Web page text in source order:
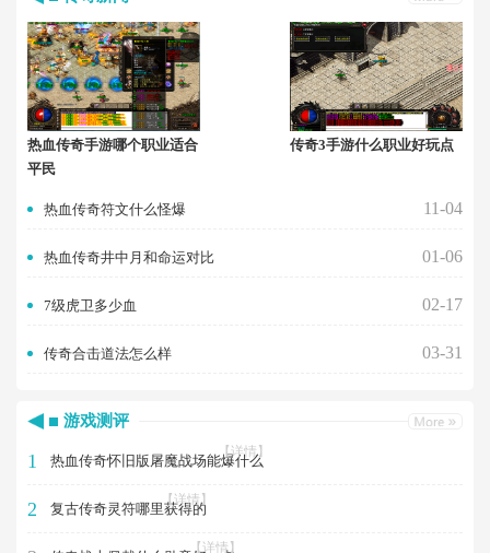
热血传奇手游哪个职业适合
平民
传奇3手游什么职业好玩点
热血传奇符文什么怪爆 11-04
热血传奇井中月和命运对比 01-06
7级虎卫多少血 02-17
传奇合击道法怎么样 03-31
游戏测评
1 热血传奇怀旧版屠魔战场能爆什么
【详情】
2 复古传奇灵符哪里获得的
【详情】
【详情】